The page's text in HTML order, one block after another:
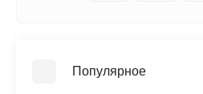
Популярное